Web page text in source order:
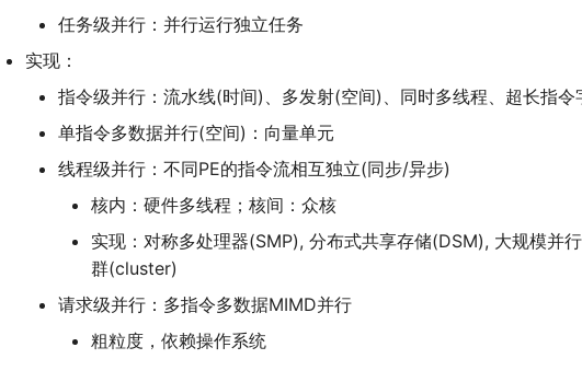
任务级并行：并行运行独立任务
实现：
指令级并行：流水线(时间)、多发射(空间)、同时多线程、超长指令
单指令多数据并行(空间)：向量单元
线程级并行：不同PE的指令流相互独立(同步/异步)
核内：硬件多线程；核间：众核
实现：对称多处理器(SMP), 分布式共享存储(DSM), 大规模并
群(cluster)
请求级并行：多指令多数据MIMD并行
粗粒度，依赖操作系统